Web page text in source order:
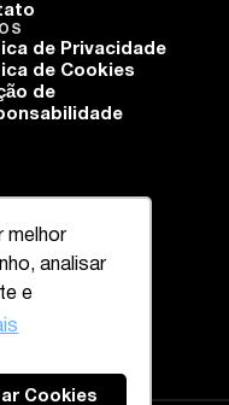
melhor
analisar
e
Cookies
de Privacidade
de Cookies
de